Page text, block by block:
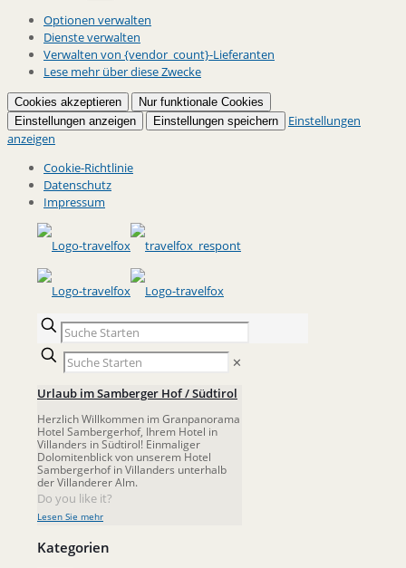
Optionen verwalten
Dienste verwalten
Verwalten von {vendor_count}-Lieferanten
Lese mehr über diese Zwecke
Cookies akzeptieren
Nur funktionale Cookies
Einstellungen anzeigen
Einstellungen speichern
Einstellungen
anzeigen
Cookie-Richtlinie
Datenschutz
Impressum
✕
Urlaub im Samberger Hof / Südtirol
Herzlich Willkommen im Granpanorama
Hotel Sambergerhof, Ihrem Hotel in
Villanders in Südtirol! Einmaliger
Dolomitenblick von unserem Hotel
Sambergerhof in Villanders unterhalb
der Villanderer Alm.
Do you like it?
Lesen Sie mehr
Kategorien